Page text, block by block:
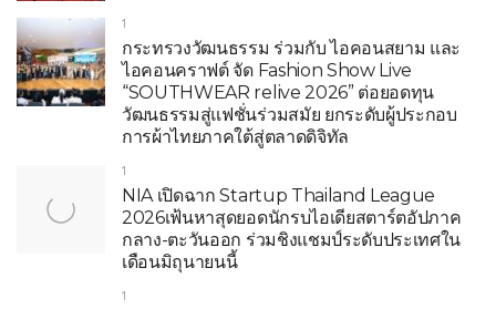
1
กระทรวงวัฒนธรรม ร่วมกับ ไอคอนสยาม และ
ไอคอนคราฟต์ จัด Fashion Show Live
“SOUTHWEAR relive 2026” ต่อยอดทุน
วัฒนธรรมสู่แฟชั่นร่วมสมัย ยกระดับผู้ประกอบ
การผ้าไทยภาคใต้สู่ตลาดดิจิทัล
1
NIA เปิดฉาก Startup Thailand League
2026เฟ้นหาสุดยอดนักรบไอเดียสตาร์ตอัปภาค
กลาง-ตะวันออก ร่วมชิงแชมป์ระดับประเทศใน
เดือนมิถุนายนนี้
1